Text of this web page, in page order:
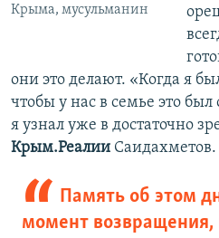
Крыма, мусульманин
они это делают. «Когда я
чтобы у нас в семье это
я узнал уже в достаточно
Крым.Реалии Саидахметов.
Память об этом
момент возвращения,